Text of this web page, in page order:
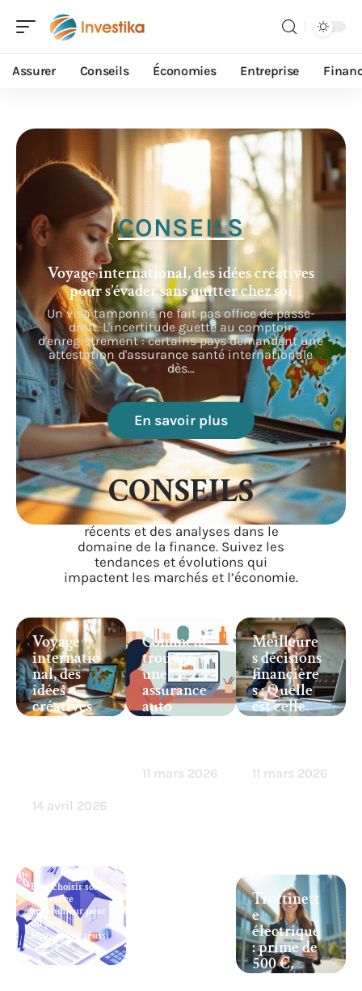
Assurer Conseils Économies Entreprise
CONSEILS
Voyage international, des idées créatives
pour s’évader sans quitter chez soi
Un visa tamponné ne fait pas office de passe-
droit. L'incertitude guette au comptoir
d'enregistrement : certains pays demandent une
attestation d'assurance santé internationale
dès…
En savoir plus
CONSEILS
Restez informé des événements
récents et des analyses dans le
domaine de la finance. Suivez les
tendances et évolutions qui
impactent les marchés et l’économie.
Voyage
internatio
nal, des
idées
créatives
pour
14 avril 2026
Bien choisir son
assurance
emprunteur pour
un prêt
immobilier réussi
11 mars 2026
Comment
trouver
une
assurance
auto
simple et
11 mars 2026
Meilleure
s décisions
financière
s : Quelle
est celle
qui va
11 mars 2026
Trottinett
e
électrique
: prime de
500 €,
comment